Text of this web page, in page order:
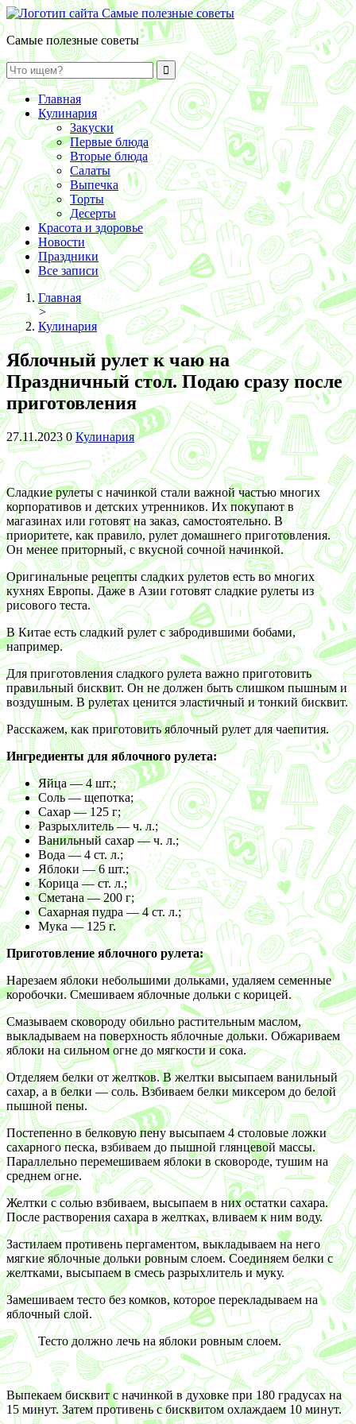
Самые полезные советы
Главная
Кулинария
Закуски
Первые блюда
Вторые блюда
Салаты
Выпечка
Торты
Десерты
Красота и здоровье
Новости
Праздники
Все записи
Главная
>
Кулинария
Яблочный рулет к чаю на
Праздничный стол. Подаю сразу после
приготовления
27.11.2023 0 Кулинария
Сладкие рулеты с начинкой стали важной частью многих
корпоративов и детских утренников. Их покупают в
магазинах или готовят на заказ, самостоятельно. В
приоритете, как правило, рулет домашнего приготовления.
Он менее приторный, с вкусной сочной начинкой.
Оригинальные рецепты сладких рулетов есть во многих
кухнях Европы. Даже в Азии готовят сладкие рулеты из
рисового теста.
В Китае есть сладкий рулет с забродившими бобами,
например.
Для приготовления сладкого рулета важно приготовить
правильный бисквит. Он не должен быть слишком пышным и
воздушным. В рулетах ценится эластичный и тонкий бисквит.
Расскажем, как приготовить яблочный рулет для чаепития.
Ингредиенты для яблочного рулета:
Яйца — 4 шт.;
Соль — щепотка;
Сахар — 125 г;
Разрыхлитель — ч. л.;
Ванильный сахар — ч. л.;
Вода — 4 ст. л.;
Яблоки — 6 шт.;
Корица — ст. л.;
Сметана — 200 г;
Сахарная пудра — 4 ст. л.;
Мука — 125 г.
Приготовление яблочного рулета:
Нарезаем яблоки небольшими дольками, удаляем семенные
коробочки. Смешиваем яблочные дольки с корицей.
Смазываем сковороду обильно растительным маслом,
выкладываем на поверхность яблочные дольки. Обжариваем
яблоки на сильном огне до мягкости и сока.
Отделяем белки от желтков. В желтки высыпаем ванильный
сахар, а в белки — соль. Взбиваем белки миксером до белой
пышной пены.
Постепенно в белковую пену высыпаем 4 столовые ложки
сахарного песка, взбиваем до пышной глянцевой массы.
Параллельно перемешиваем яблоки в сковороде, тушим на
среднем огне.
Желтки с солью взбиваем, высыпаем в них остатки сахара.
После растворения сахара в желтках, вливаем к ним воду.
Застилаем противень пергаментом, выкладываем на него
мягкие яблочные дольки ровным слоем. Соединяем белки с
желтками, высыпаем в смесь разрыхлитель и муку.
Замешиваем тесто без комков, которое перекладываем на
яблочный слой.
Тесто должно лечь на яблоки ровным слоем.
Выпекаем бисквит с начинкой в духовке при 180 градусах на
15 минут. Затем противень с бисквитом охлаждаем 10 минут.